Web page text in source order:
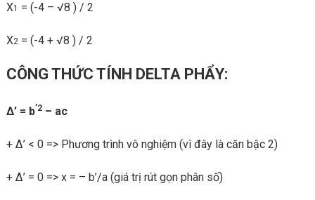
X1 = (-4 – √8 ) / 2
X2= (-4 + √8 ) / 2
CÔNG THỨC TÍNH DELTA PHẨY:
Δ’ = b’2– ac
+ Δ’ < 0 => Phương trình vô nghiệm (vì đây là căn bậc 2)
+ Δ’ = 0 => x = – b’/a (giá trị rút gọn phân số)